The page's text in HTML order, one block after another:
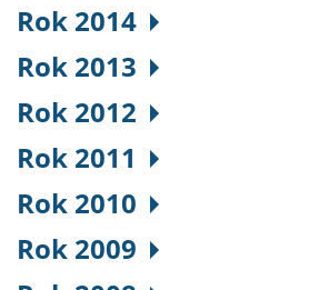
Rok 2014
Rok 2013
Rok 2012
Rok 2011
Rok 2010
Rok 2009